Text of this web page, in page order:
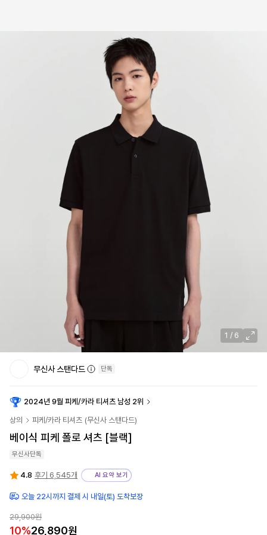
1 / 6
무신사 스탠다드 단독
2024년 9월 피케/카라 티셔츠 남성 2위
상의 피케/카라 티셔츠 (무신사 스탠다드)
베이식 피케 폴로 셔츠 [블랙]
무신사단독
4.8 후기 6,545개 AI 요약 보기
오늘 22시까지 결제 시 내일(토) 도착보장
29,900원
10%26,890원